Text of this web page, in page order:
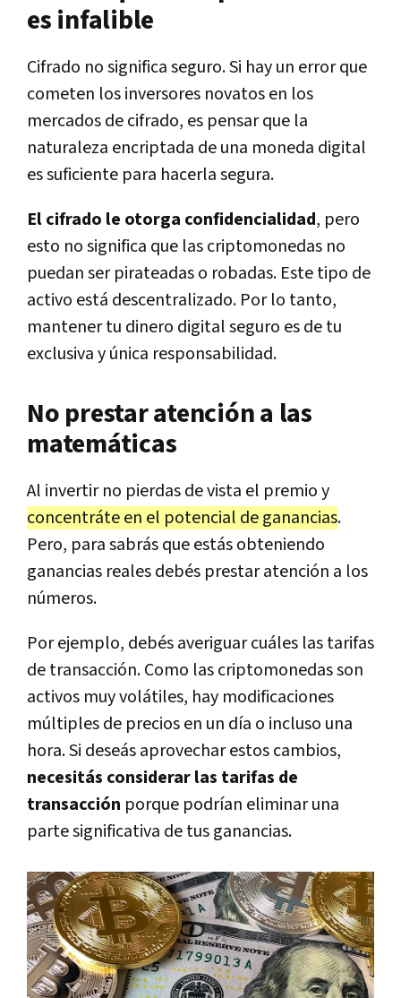
es infalible
Cifrado no significa seguro. Si hay un error que
cometen los inversores novatos en los
mercados de cifrado, es pensar que la
naturaleza encriptada de una moneda digital
es suficiente para hacerla segura.
El cifrado le otorga confidencialidad, pero
esto no significa que las criptomonedas no
puedan ser pirateadas o robadas. Este tipo de
activo está descentralizado. Por lo tanto,
mantener tu dinero digital seguro es de tu
exclusiva y única responsabilidad.
No prestar atención a las
matemáticas
Al invertir no pierdas de vista el premio y
concentráte en el potencial de ganancias.
Pero, para sabrás que estás obteniendo
ganancias reales debés prestar atención a los
números.
Por ejemplo, debés averiguar cuáles las tarifas
de transacción. Como las criptomonedas son
activos muy volátiles, hay modificaciones
múltiples de precios en un día o incluso una
hora. Si deseás aprovechar estos cambios,
necesitás considerar las tarifas de
transacción porque podrían eliminar una
parte significativa de tus ganancias.